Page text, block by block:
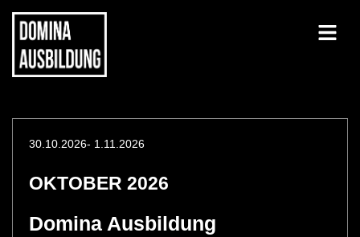
30.10.2026- 1.11.2026
OKTOBER 2026
Domina Ausbildung